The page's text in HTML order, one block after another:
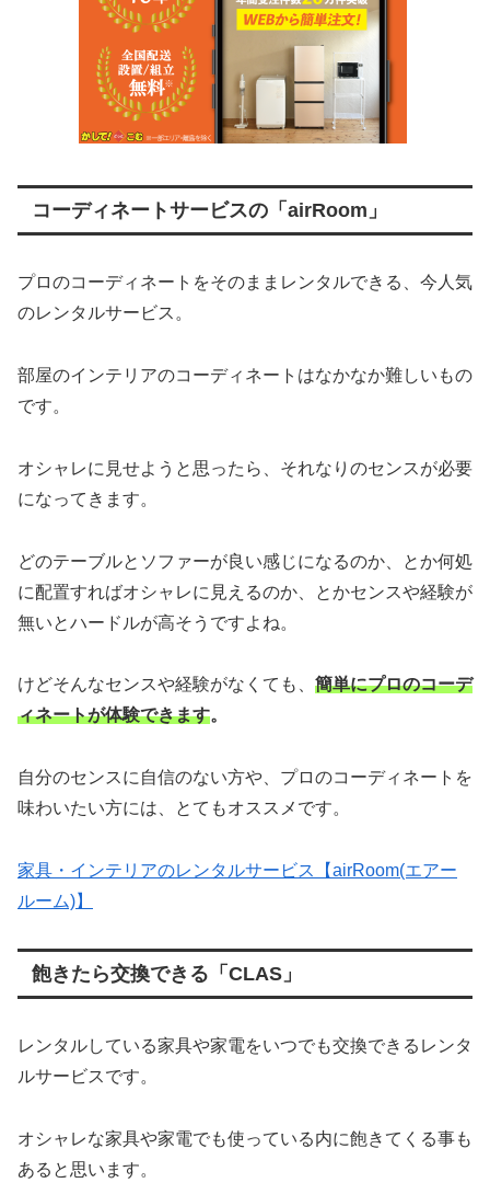
コーディネートサービスの「airRoom」
プロのコーディネートをそのままレンタルできる、今人気
のレンタルサービス。
部屋のインテリアのコーディネートはなかなか難しいもの
です。
オシャレに見せようと思ったら、それなりのセンスが必要
になってきます。
どのテーブルとソファーが良い感じになるのか、とか何処
に配置すればオシャレに見えるのか、とかセンスや経験が
無いとハードルが高そうですよね。
けどそんなセンスや経験がなくても、 簡単にプロのコーデ
ィネートが体験できます。
自分のセンスに自信のない方や、プロのコーディネートを
味わいたい方には、とてもオススメです。
家具・インテリアのレンタルサービス【airRoom(エアー
ルーム)】
飽きたら交換できる「CLAS」
レンタルしている家具や家電をいつでも交換できるレンタ
ルサービスです。
オシャレな家具や家電でも使っている内に飽きてくる事も
あると思います。